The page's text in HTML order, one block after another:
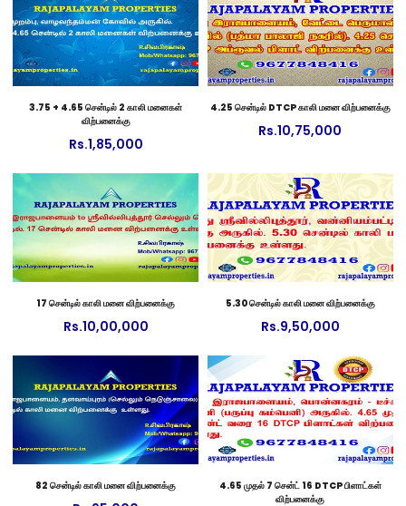
3.75 + 4.65 சென்டில் 2 காலி மனைகள்
விற்பனைக்கு
Rs.1,85,000
4.25 சென்டில் DTCP காலி மனை விற்பனைக்கு
Rs.10,75,000
17 சென்டில் காலி மனை விற்பனைக்கு
Rs.10,00,000
5.30 சென்டில் காலி மனை விற்பனைக்கு
Rs.9,50,000
82 சென்டில் காலி மனை விற்பனைக்கு
4.65 முதல் 7 சென்ட் 16 DTCP பிளாட்கள்
விற்பனைக்கு